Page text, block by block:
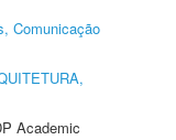
Comunicação
Academic